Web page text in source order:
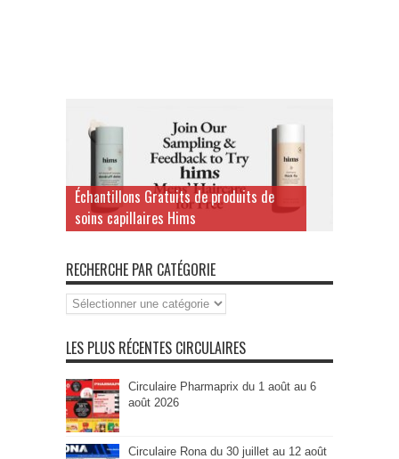
Échantillons Gratuits de produits de
soins capillaires Hims
RECHERCHE PAR CATÉGORIE
Recherche
par
LES PLUS RÉCENTES CIRCULAIRES
Circulaire Pharmaprix du 1 août au 6
août 2026
Circulaire Rona du 30 juillet au 12 août